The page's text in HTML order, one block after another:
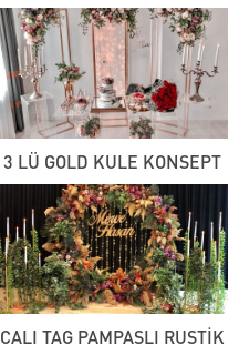
3 LÜ GOLD KULE KONSEPT
ÇALI TAG PAMPASLI RUSTİK